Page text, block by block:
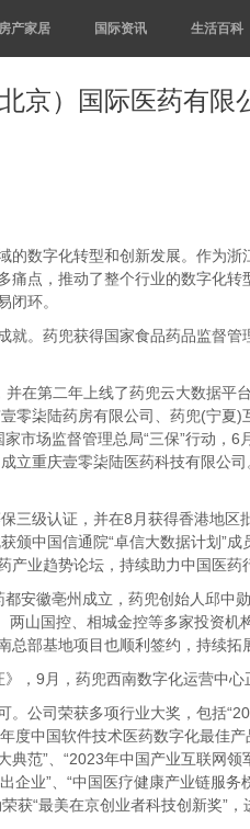
房产家居 国际资讯 生活百科
京）国际医药有限
数字化转型和创新发展。作为浙
痛点，推动了整个行业的数字化
闭环。
药兜获得国家食品药品监督管
第二年上线了药兜云大数据平
零柒陆药房有限公司、药兜(宁
市场监督管理总局“三保”行动
立重庆壹零柒陆医药科技有限公
级认证，并在8月获得香港地区
颁中国信通院“卓信大数据计划”
业趋势论坛，持续助力中国医药
徽亳州成立，药兜创始人邱中
山国控、相城金控等多家投资
部基地项目也顺利签约，持续拓
9月，药兜西南数字化运营中心
司荣获多项行业大奖，包括
度中国软件技术医药数字化最佳
典范”、“2023年中国产业互联网
企业”、“中国医疗健康产业链服
获“最美在京创业者科技创新奖”